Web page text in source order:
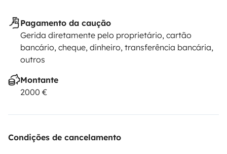
Pagamento da caução
Gerida diretamente pelo proprietário, cartão
bancário, cheque, dinheiro, transferência bancária,
outros
Montante
2000 €
Condições de cancelamento